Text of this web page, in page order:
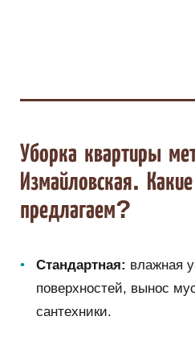
Уборка квартиры
Измайловская.
предлагаем?
Стандартная: влажная
поверхностей, вынос
сантехники.